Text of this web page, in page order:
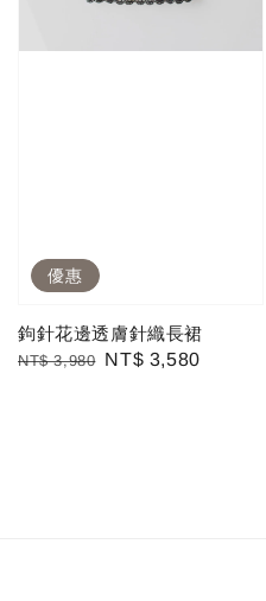
優惠
鉤針花邊透膚針織長裙
Regular
NT$ 3,980 Sale
NT$ 3,580